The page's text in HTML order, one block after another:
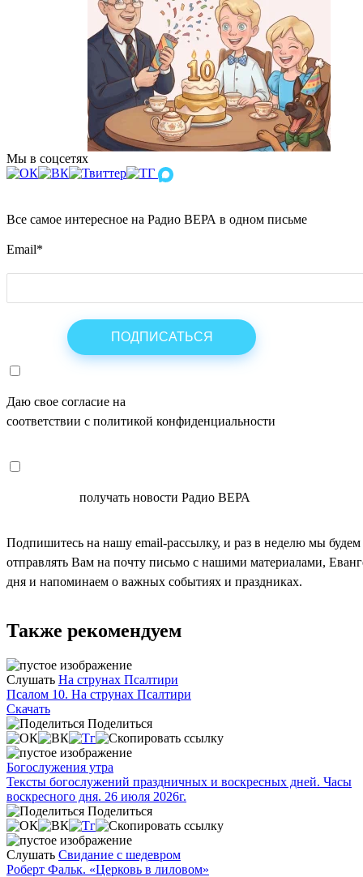
Мы в соцсетях
Все самое интересное на Радио ВЕРА в одном письме
Email*
Даю свое согласие на
соответствии с политикой конфиденциальности
получать новости Радио ВЕРА
Подпишитесь на нашу email-рассылку, и раз в неделю мы будем
отправлять Вам на почту письмо с нашими материалами,
дня и напоминаем о важных событиях и праздниках.
Также рекомендуем
Слушать На струнах Псалтири
Псалом 10. На струнах Псалтири
Скачать
Поделиться
Богослужения утра
Тексты богослужений праздничных и воскресных дней. Часы
воскресного дня. 26 июля 2026г.
Поделиться
Слушать Свидание с шедевром
Роберт Фальк. «Церковь в лиловом»